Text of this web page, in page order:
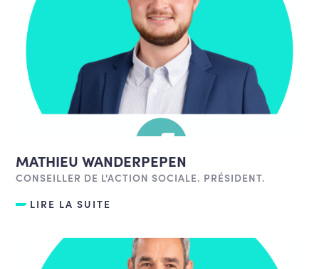
MATHIEU WANDERPEPEN
CONSEILLER DE L'ACTION SOCIALE. PRÉSIDENT.
LIRE LA SUITE